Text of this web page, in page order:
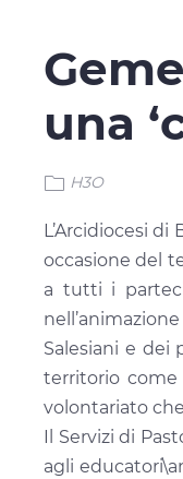
una
H3O
L’Arcidiocesi
occasione del
a tutti i
Salesiani e dei
territorio come
volontariato
Il Servizi di
agli